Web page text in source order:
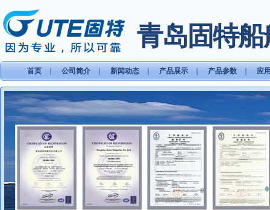
青岛固特
首页 公司简介 新闻动态 产品展示 产品参数 应